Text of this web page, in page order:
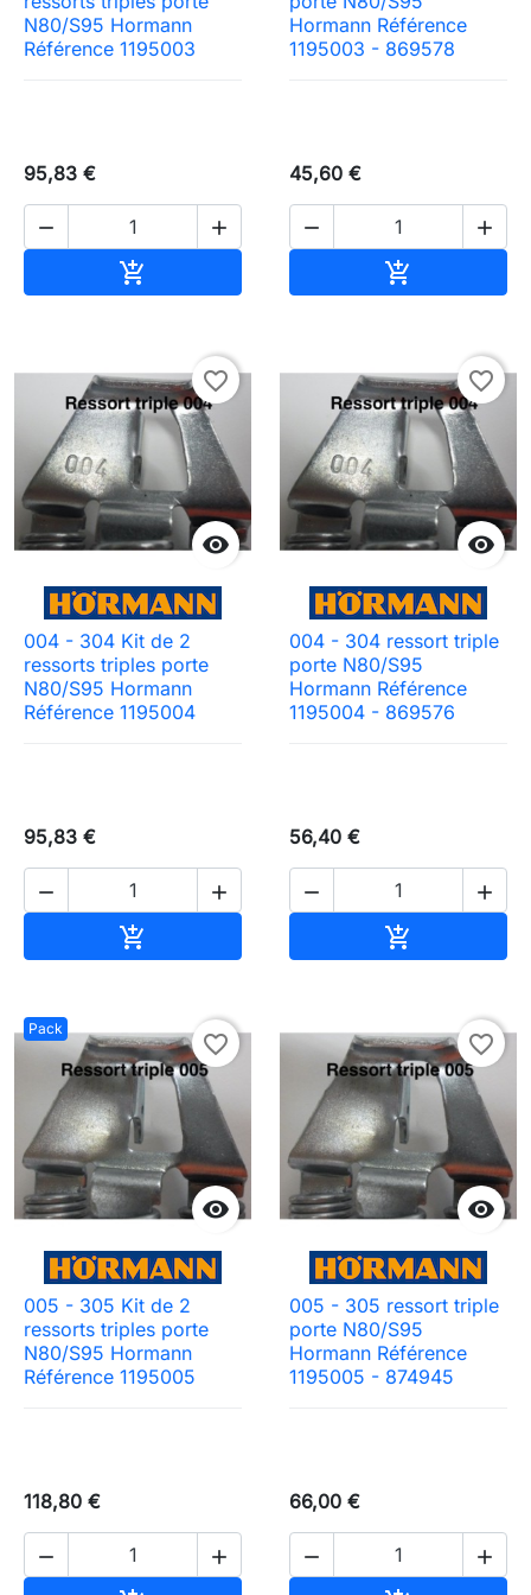
N80/S95 Hormann
Référence 1195003
95,83 €
 

Hormann Référence
1195003 - 869578
45,60 €
 


favorite_border
004 - 304 Kit de 2
ressorts triples porte
N80/S95 Hormann
Référence 1195004
95,83 €
 


favorite_border
004 - 304 ressort triple
porte N80/S95
Hormann Référence
1195004 - 869576
56,40 €
 

Pack

favorite_border
005 - 305 Kit de 2
ressorts triples porte
N80/S95 Hormann
Référence 1195005
118,80 €
 

favorite_border
005 - 305 ressort triple
porte N80/S95
Hormann Référence
1195005 - 874945
66,00 €
 